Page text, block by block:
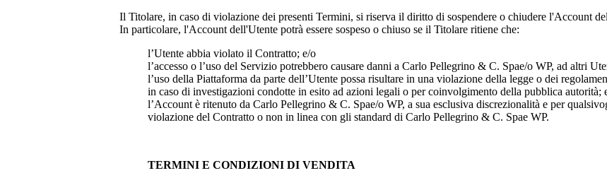
Il Titolare, in caso di violazione dei presenti Termini, si riserva il diritto di sospendere o chiudere l'Account
In particolare, l'Account dell'Utente potrà essere sospeso o chiuso se il Titolare ritiene che:
l’Utente abbia violato il Contratto; e/o
l’accesso o l’uso del Servizio potrebbero causare danni aCarlo Pellegrino & C. Spae/o WP, ad altri
l’uso della Piattaforma da parte dell’Utente possa risultare in una violazione della legge o dei
in caso di investigazioni condotte in esito ad azioni legali o per coinvolgimento della pubblica autorità;
l’Account è ritenuto da Carlo Pellegrino & C. Spae/o WP, a sua esclusiva discrezionalità e per
violazione del Contratto o non in linea con gli standard diCarlo Pellegrino & C. Spae WP.
TERMINI E CONDIZIONI DI VENDITA